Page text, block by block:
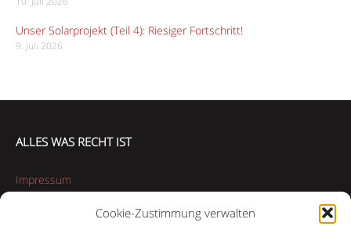
Cookie-Zustimmung verwalten
Unser Solarprojekt (Teil 4): Riesiger Fortschritt!
9. Juli 2026
ALLES WAS RECHT IST
Impressum
Datenschutzerklärung